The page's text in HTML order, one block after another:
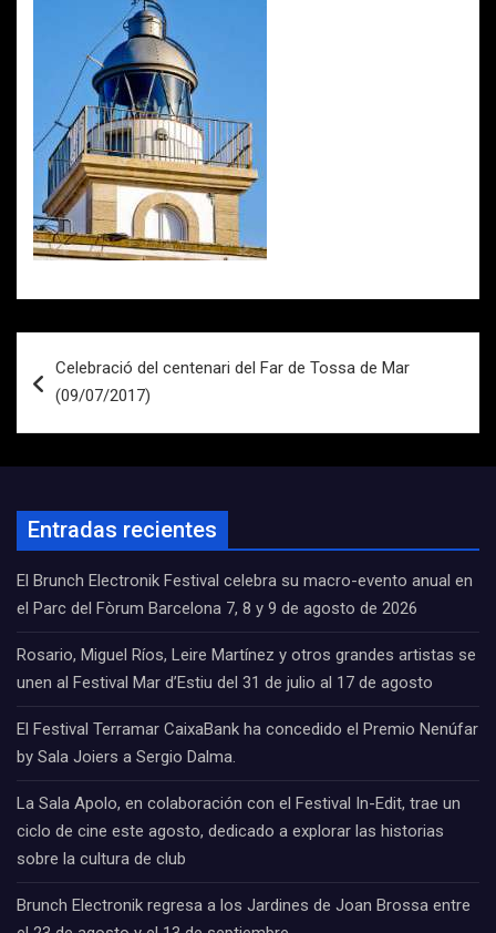
de
Celebració del centenari del Far de Tossa de Mar
(09/07/2017)
Entradas recientes
El Brunch Electronik Festival celebra su macro-evento anual en
el Parc del Fòrum Barcelona 7, 8 y 9 de agosto de 2026
Rosario, Miguel Ríos, Leire Martínez y otros grandes artistas se
unen al Festival Mar d’Estiu del 31 de julio al 17 de agosto
El Festival Terramar CaixaBank ha concedido el Premio Nenúfar
by Sala Joiers a Sergio Dalma.
La Sala Apolo, en colaboración con el Festival In-Edit, trae un
ciclo de cine este agosto, dedicado a explorar las historias
sobre la cultura de club
Brunch Electronik regresa a los Jardines de Joan Brossa entre